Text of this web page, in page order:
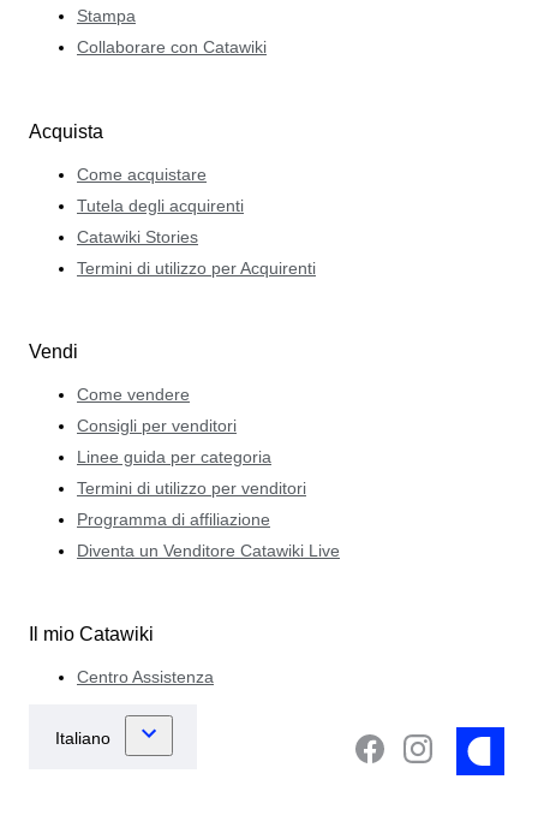
Stampa
Collaborare con Catawiki
Acquista
Come acquistare
Tutela degli acquirenti
Catawiki Stories
Termini di utilizzo per Acquirenti
Vendi
Come vendere
Consigli per venditori
Linee guida per categoria
Termini di utilizzo per venditori
Programma di affiliazione
Diventa un Venditore Catawiki Live
Il mio Catawiki
Centro Assistenza